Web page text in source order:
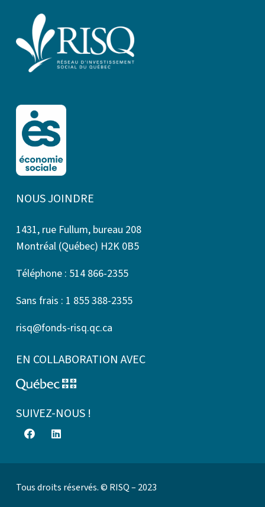
NOUS JOINDRE
1431, rue Fullum, bureau 208
Montréal (Québec) H2K 0B5
Téléphone : 514 866-2355
Sans frais : 1 855 388-2355
risq@fonds-risq.qc.ca
EN COLLABORATION AVEC
SUIVEZ-NOUS !
Tous droits réservés. © RISQ – 2023